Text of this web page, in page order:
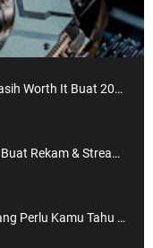
RX 580 VGA Jadul Rasa Sultan, Masih Worth It Buat 2025?
Capture Card Selain Elgato Pilihan Buat Rekam & Streaming Tanpa Ribet
Apa Itu Browser Cookie? Semua yang Perlu Kamu Tahu dengan Gaya Santai